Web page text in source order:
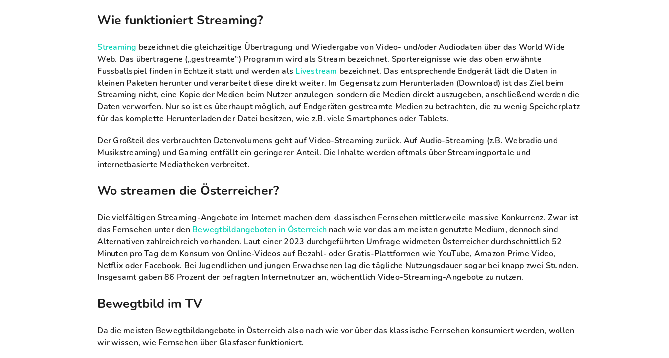
Wie funktioniert Streaming?
Streaming bezeichnet die gleichzeitige Übertragung und Wiedergabe von Video- und/oder Audiodaten über das World Wide
Web. Das übertragene („gestreamte“) Programm wird als Stream bezeichnet. Sportereignisse wie das oben erwähnte
Fussballspiel finden in Echtzeit statt und werden als Livestream bezeichnet. Das entsprechende Endgerät lädt die Daten in
kleinen Paketen herunter und verarbeitet diese direkt weiter. Im Gegensatz zum Herunterladen (Download) ist das Ziel beim
Streaming nicht, eine Kopie der Medien beim Nutzer anzulegen, sondern die Medien direkt auszugeben, anschließend werden die
Daten verworfen. Nur so ist es überhaupt möglich, auf Endgeräten gestreamte Medien zu betrachten, die zu wenig Speicherplatz
für das komplette Herunterladen der Datei besitzen, wie z.B. viele Smartphones oder Tablets.
Der Großteil des verbrauchten Datenvolumens geht auf Video-Streaming zurück. Auf Audio-Streaming (z.B. Webradio und
Musikstreaming) und Gaming entfällt ein geringerer Anteil. Die Inhalte werden oftmals über Streamingportale und
internetbasierte Mediatheken verbreitet.
Wo streamen die Österreicher?
Die vielfältigen Streaming-Angebote im Internet machen dem klassischen Fernsehen mittlerweile massive Konkurrenz. Zwar ist
das Fernsehen unter den Bewegtbildangeboten in Österreich nach wie vor das am meisten genutzte Medium, dennoch sind
Alternativen zahlreichreich vorhanden. Laut einer 2023 durchgeführten Umfrage widmeten Österreicher durchschnittlich 52
Minuten pro Tag dem Konsum von Online-Videos auf Bezahl- oder Gratis-Plattformen wie YouTube, Amazon Prime Video,
Netflix oder Facebook. Bei Jugendlichen und jungen Erwachsenen lag die tägliche Nutzungsdauer sogar bei knapp zwei Stunden.
Insgesamt gaben 86 Prozent der befragten Internetnutzer an, wöchentlich Video-Streaming-Angebote zu nutzen.
Bewegtbild im TV
Da die meisten Bewegtbildangebote in Österreich also nach wie vor über das klassische Fernsehen konsumiert werden, wollen
wir wissen, wie Fernsehen über Glasfaser funktioniert.